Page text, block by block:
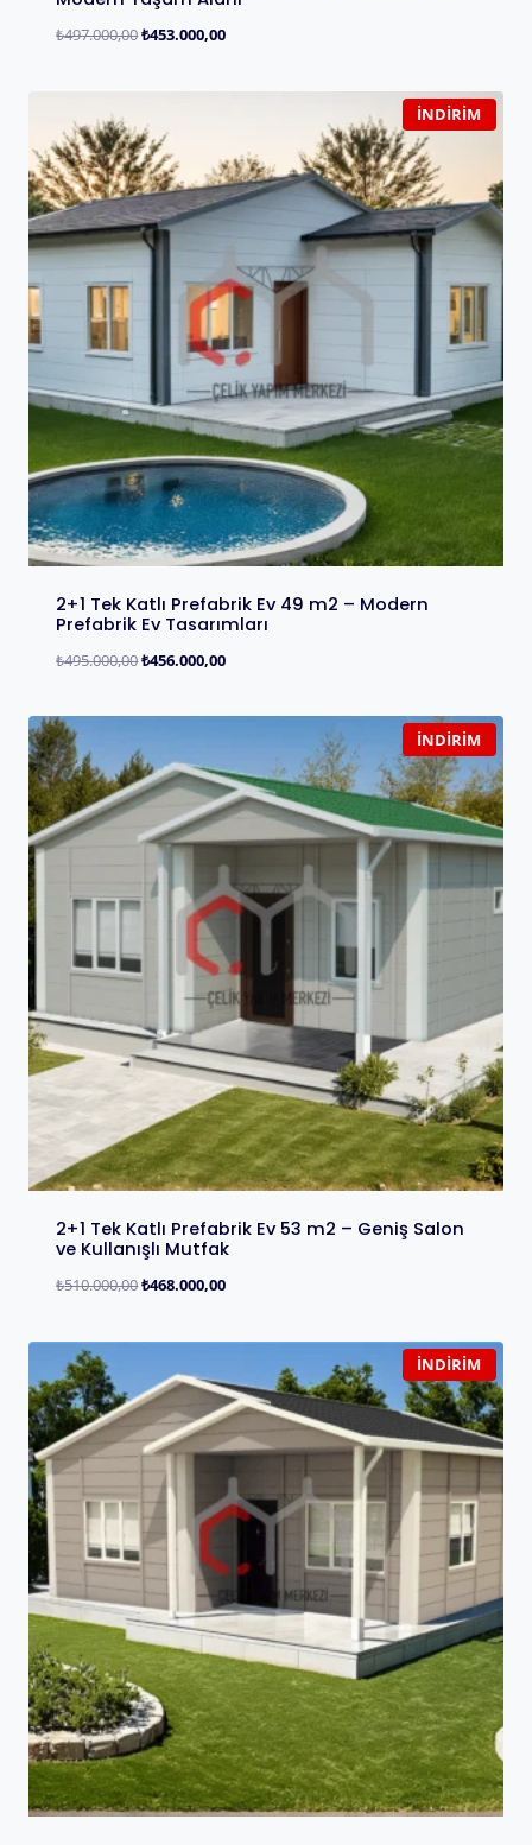
₺497.000,00₺453.000,00
İNDIRIM
2+1 Tek Katlı Prefabrik Ev 49 m2 – Modern
Prefabrik Ev Tasarımları
₺495.000,00₺456.000,00
İNDIRIM
2+1 Tek Katlı Prefabrik Ev 53 m2 – Geniş Salon
ve Kullanışlı Mutfak
₺510.000,00₺468.000,00
İNDIRIM